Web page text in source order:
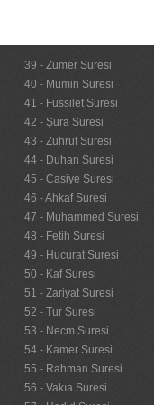
39 - Zumer Suresi
40 - Mümin Suresi
41 - Fussilet Suresi
42 - Şura Suresi
43 - Zuhruf Suresi
44 - Duhan Suresi
45 - Casiye Suresi
46 - Ahkaf Suresi
47 - Muhammed Suresi
48 - Fetih Suresi
49 - Hucurat Suresi
50 - Kaf Suresi
51 - Zariyat Suresi
52 - Tur Suresi
53 - Necm Suresi
54 - Kamer Suresi
55 - Rahman Suresi
56 - Vakıa Suresi